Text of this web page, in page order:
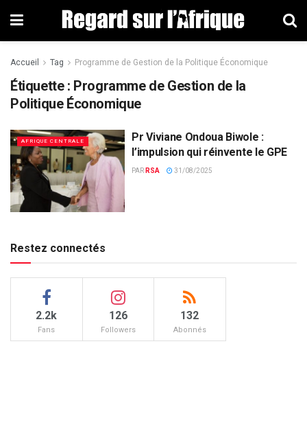
Accueil Tag Programme de Gestion de la Politique Économique
Étiquette : Programme de Gestion de la
Politique Économique
AFRIQUE CENTRALE
Pr Viviane Ondoua Biwole :
l’impulsion qui réinvente le GPE
PAR RSA 31/08/2025
Restez connectés
2.2k
Fans
126
Followers
132
Abonnés